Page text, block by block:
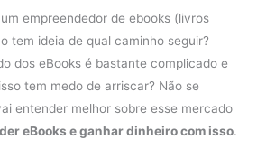
empreendedor de ebooks (livros
tem ideia de qual caminho seguir?
dos eBooks é bastante complicado e
tem medo de arriscar? Não se
entender melhor sobre esse mercado
eBooks e ganhar dinheiro com isso.